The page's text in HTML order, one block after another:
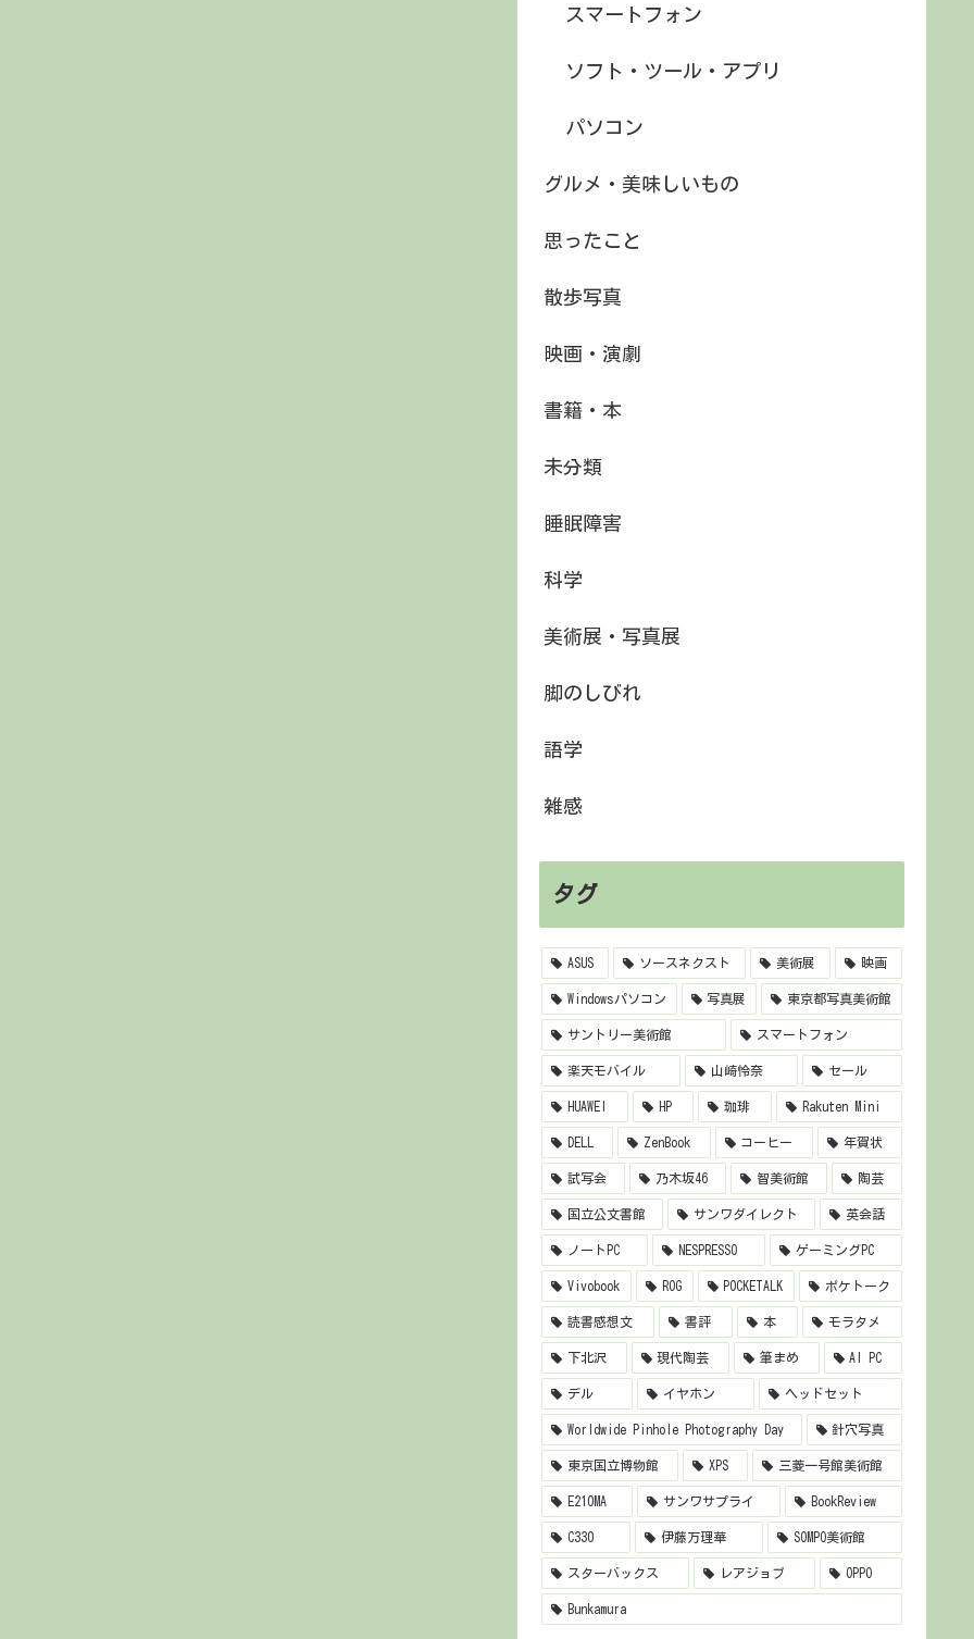
スマートフォン
ソフト・ツール・アプリ
パソコン
グルメ・美味しいもの
思ったこと
散歩写真
映画・演劇
書籍・本
未分類
睡眠障害
科学
美術展・写真展
脚のしびれ
語学
雑感
タグ
ASUS ソースネクスト 美術展 映画
Windowsパソコン 写真展 東京都写真美術館
サントリー美術館 スマートフォン
楽天モバイル 山崎怜奈 セール
HUAWEI HP 珈琲 Rakuten Mini
DELL ZenBook コーヒー 年賀状
試写会 乃木坂46 智美術館 陶芸
国立公文書館 サンワダイレクト 英会話
ノートPC NESPRESSO ゲーミングPC
Vivobook ROG POCKETALK ポケトーク
読書感想文 書評 本 モラタメ
下北沢 現代陶芸 筆まめ AI PC
デル イヤホン ヘッドセット
Worldwide Pinhole Photography Day 針穴写真
東京国立博物館 XPS 三菱一号館美術館
E210MA サンワサプライ BookReview
C330 伊藤万理華 SOMPO美術館
スターバックス レアジョブ OPPO
Bunkamura